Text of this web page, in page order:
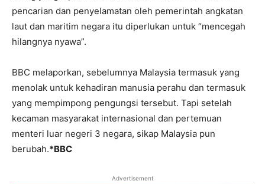
pencarian dan penyelamatan oleh pemerintah angkatan
laut dan maritim negara itu diperlukan untuk “mencegah
hilangnya nyawa”.
BBC melaporkan, sebelumnya Malaysia termasuk yang
menolak untuk kehadiran manusia perahu dan termasuk
yang mempimpong pengungsi tersebut. Tapi setelah
kecaman masyarakat internasional dan pertemuan
menteri luar negeri 3 negara, sikap Malaysia pun
berubah.*BBC
Advertisement